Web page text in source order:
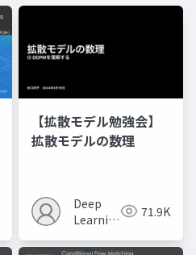
【拡散モデル勉強会】
拡散モデルの数理
Deep
Learning
71.9K